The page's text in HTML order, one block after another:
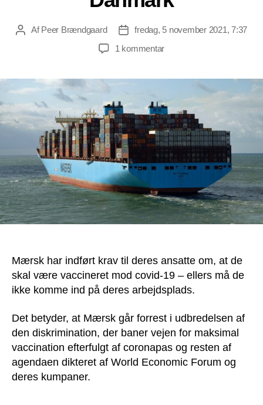
Indlægsforfatter
AfPeer Brændgaard Indlægsdato
fredag, 5 november 2021, 7:37
1 kommentartil
forrest
i
krigen
mod
folkesundheden
i
Danmark
Mærsk har indført krav til deres ansatte om, at de
skal være vaccineret mod covid-19 – ellers må de
ikke komme ind på deres arbejdsplads.
Det betyder, at Mærsk går forrest i udbredelsen af
den diskrimination, der baner vejen for maksimal
vaccination efterfulgt af coronapas og resten af
agendaen dikteret af World Economic Forum og
deres kumpaner.